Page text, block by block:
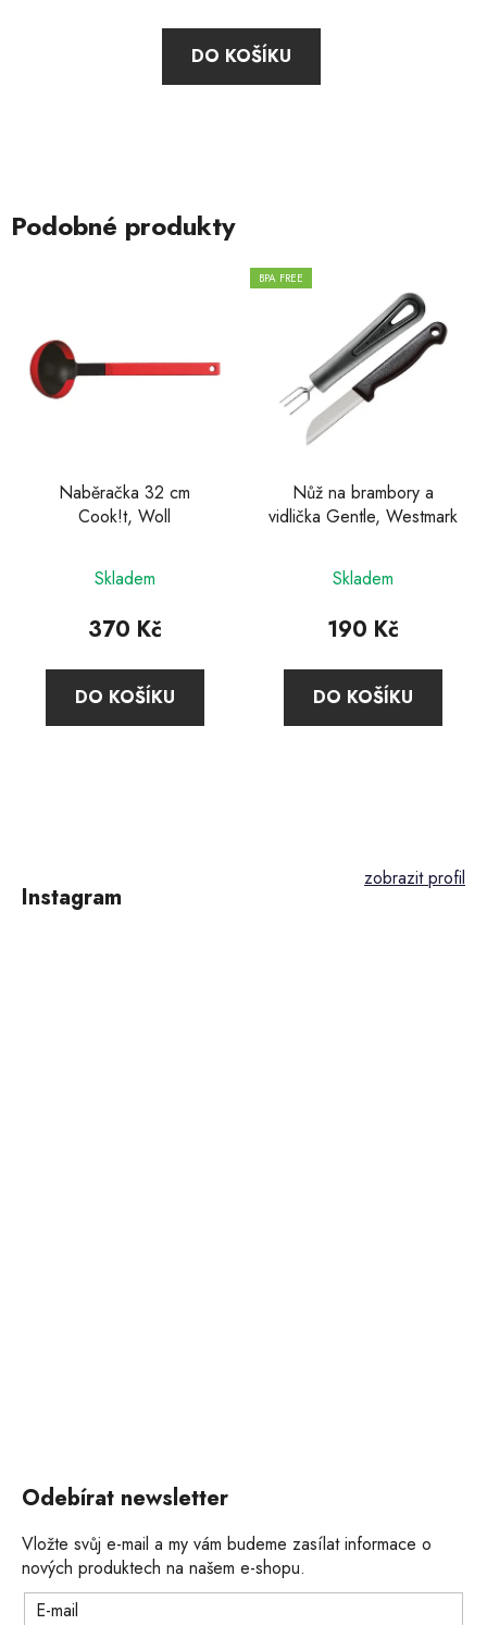
DO KOŠÍKU
Podobné produkty
Naběračka 32 cm
Cook!t, Woll
hodnocení
produktu
4,6
z
Skladem
370 Kč
DO KOŠÍKU
BPA FREE
Nůž na brambory a
vidlička Gentle, Westmark
Skladem
190 Kč
DO KOŠÍKU
Instagram
Odebírat newsletter
Vložte svůj e-mail a my vám budeme zasílat informace o
nových produktech na našem e-shopu.
E-mail